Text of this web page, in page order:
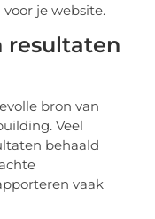
je website.
resultaten
bron van
Veel
behaald
vaak